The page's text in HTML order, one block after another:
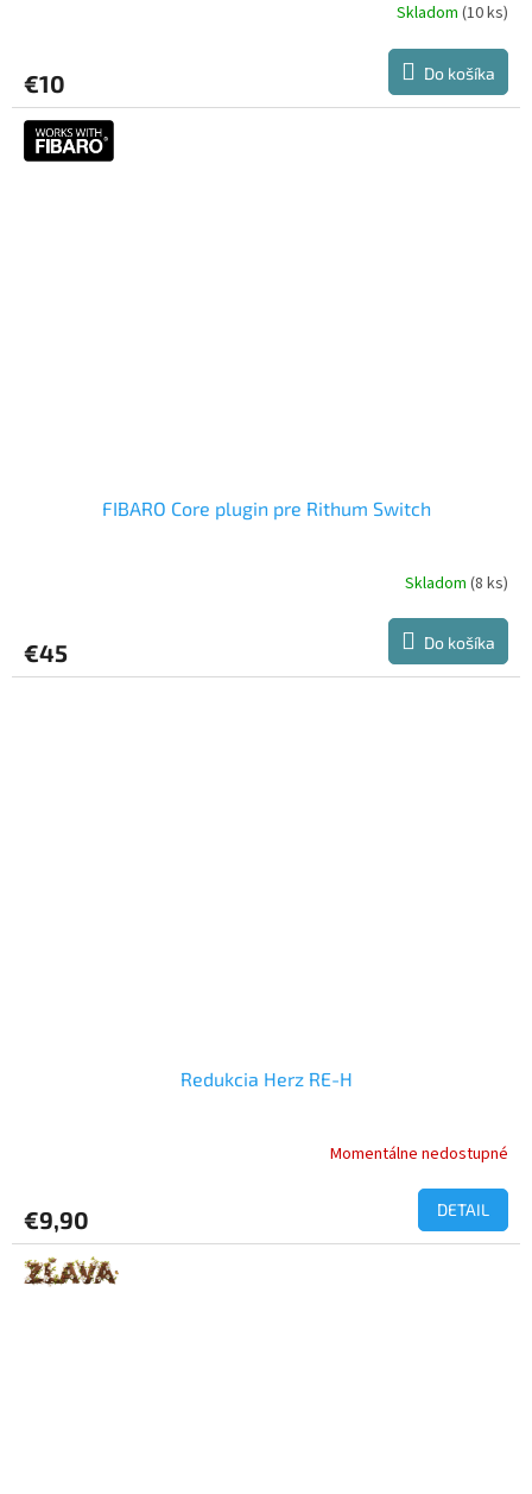
Skladom (10 ks)
€10 Do košíka
FIBARO Core plugin pre Rithum Switch
Skladom (8 ks)
€45 Do košíka
Redukcia Herz RE-H
Momentálne nedostupné
€9,90 DETAIL